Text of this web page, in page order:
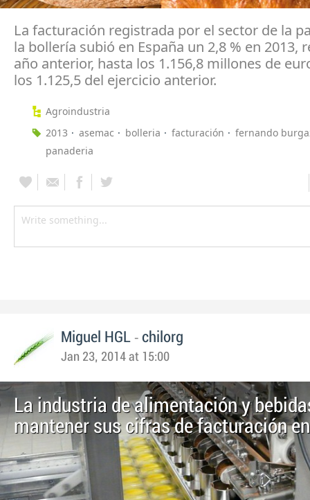
La facturación registrada por el sector de la
la bollería subió en España un 2,8 % en 2013,
año anterior, hasta los 1.156,8 millones de
los 1.125,5 del ejercicio anterior.
Agroindustria
2013
asemac bolleria facturación
fernando
panaderia
Miguel HGL - chilorg
Jan 23, 2014 at 15:00
La industria de alimentación y
mantener sus cifras de facturación